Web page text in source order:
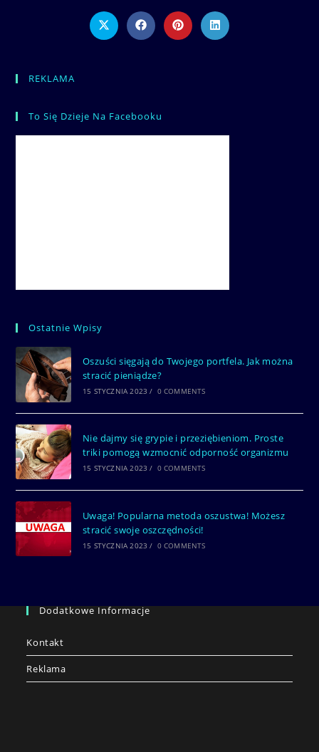
CONTENT
Opens
in
Opens
in
Opens
in
Opens
in
REKLAMA
To Się Dzieje Na Facebooku
Ostatnie Wpisy
Oszuści sięgają do Twojego portfela. Jak można
stracić pieniądze?
15 STYCZNIA 2023 / 0 COMMENTS
Nie dajmy się grypie i przeziębieniom. Proste
triki pomogą wzmocnić odporność organizmu
15 STYCZNIA 2023 / 0 COMMENTS
Uwaga! Popularna metoda oszustwa! Możesz
stracić swoje oszczędności!
15 STYCZNIA 2023 / 0 COMMENTS
Dodatkowe Informacje
Kontakt
Reklama